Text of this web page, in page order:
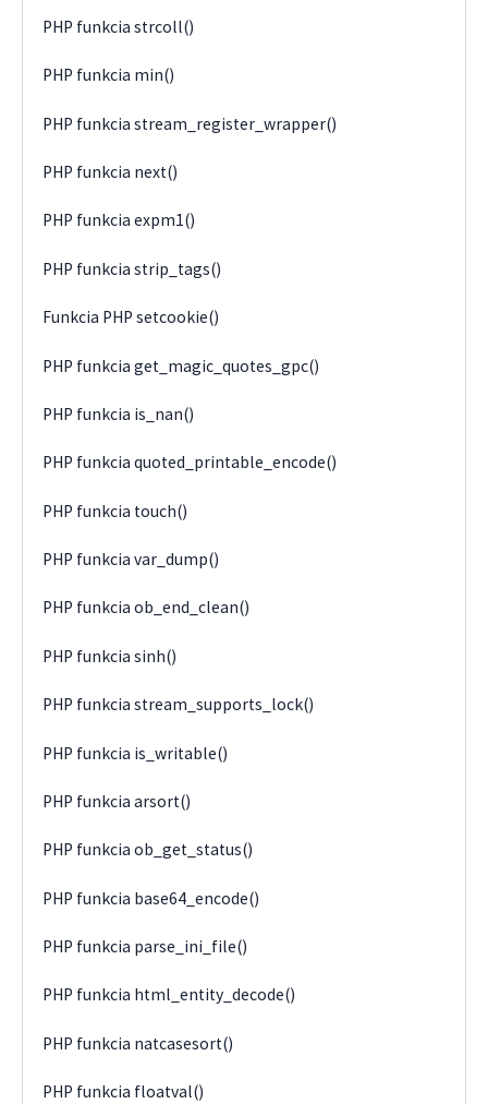
PHP funkcia strcoll()
PHP funkcia min()
PHP funkcia stream_register_wrapper()
PHP funkcia next()
PHP funkcia expm1()
PHP funkcia strip_tags()
Funkcia PHP setcookie()
PHP funkcia get_magic_quotes_gpc()
PHP funkcia is_nan()
PHP funkcia quoted_printable_encode()
PHP funkcia touch()
PHP funkcia var_dump()
PHP funkcia ob_end_clean()
PHP funkcia sinh()
PHP funkcia stream_supports_lock()
PHP funkcia is_writable()
PHP funkcia arsort()
PHP funkcia ob_get_status()
PHP funkcia base64_encode()
PHP funkcia parse_ini_file()
PHP funkcia html_entity_decode()
PHP funkcia natcasesort()
PHP funkcia floatval()